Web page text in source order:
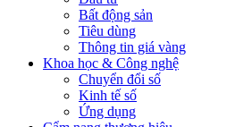
Bất động sản
Tiêu dùng
Thông tin giá vàng
Khoa học & Công nghệ
Chuyển đổi số
Kinh tế số
Ứng dụng